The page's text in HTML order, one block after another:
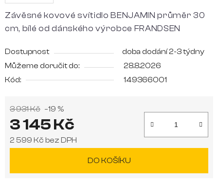
Závěsné kovové svítidlo BENJAMIN průměr 30
cm, bílé od dánského výrobce FRANDSEN
Dostupnost
doba dodání 2-3 týdny
Můžeme doručit do:
28.8.2026
Kód:
149366001
3 931 Kč –19 %
3 145 Kč
2 599 Kč bez DPH
DO KOŠÍKU